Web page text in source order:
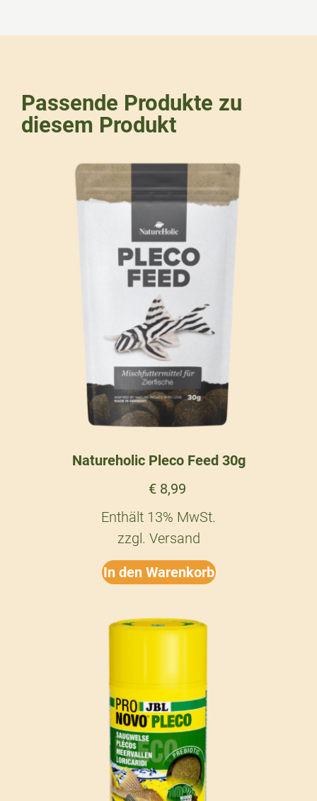
Passende Produkte zu
diesem Produkt
Natureholic Pleco Feed 30g
€ 8,99
Enthält 13% MwSt.
zzgl. Versand
In den Warenkorb